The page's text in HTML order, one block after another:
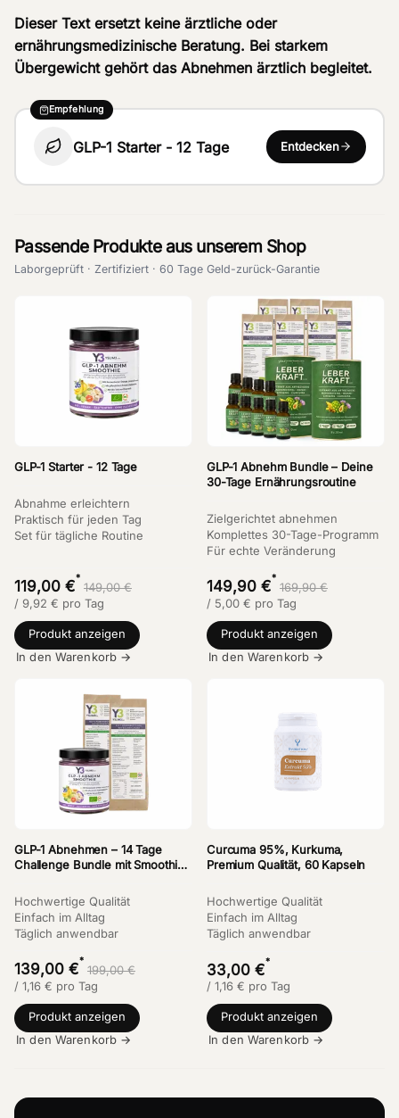
Dieser Text ersetzt keine ärztliche oder
ernährungsmedizinische Beratung. Bei starkem
Übergewicht gehört das Abnehmen ärztlich begleitet.
Empfehlung
GLP-1 Starter - 12 Tage Entdecken
Passende Produkte aus unserem Shop
Laborgeprüft · Zertifiziert · 60 Tage Geld-zurück-Garantie
GLP-1 Starter - 12 Tage
Abnahme erleichtern
Praktisch für jeden Tag
Set für tägliche Routine
119,00 €*
149,00 €
/ 9,92 € pro Tag
Produkt anzeigen
In den Warenkorb →
GLP-1 Abnehm Bundle – Deine
30-Tage Ernährungsroutine
Zielgerichtet abnehmen
Komplettes 30-Tage-Programm
Für echte Veränderung
149,90 €*
169,90 €
/ 5,00 € pro Tag
Produkt anzeigen
In den Warenkorb →
GLP-1 Abnehmen – 14 Tage
Challenge Bundle mit Smoothies
Hochwertige Qualität
Einfach im Alltag
Täglich anwendbar
139,00 €*
199,00 €
/ 1,16 € pro Tag
Produkt anzeigen
In den Warenkorb →
Curcuma 95%, Kurkuma,
Premium Qualität, 60 Kapseln
Hochwertige Qualität
Einfach im Alltag
Täglich anwendbar
33,00 €*
/ 1,16 € pro Tag
Produkt anzeigen
In den Warenkorb →